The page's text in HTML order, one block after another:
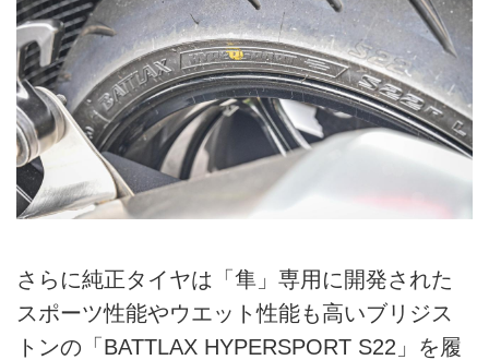
さらに純正タイヤは「隼」専用に開発された
スポーツ性能やウエット性能も高いブリジス
トンの「BATTLAX HYPERSPORT S22」を履